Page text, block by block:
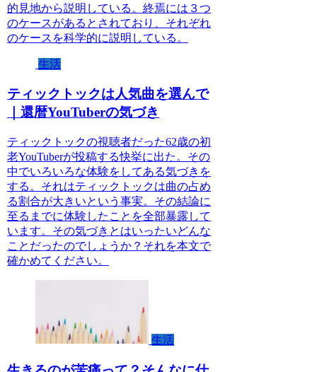
的見地から説明している。終焉には３つ
のケースがあるとされており、それぞれ
のケースを科学的に説明している。
生活
ティックトックは人気曲を選んで
｜還暦YouTuberの気づき
ティックトックの視聴者だった62歳の初
老YouTuberが投稿する快挙に出た。その
中でいろいろな体験をしてある気づきを
する。それはティックトックは曲の占め
る割合が大きいという事実。その結論に
至るまでに体験したことを全部暴露して
います。その気づきとはいったいどんな
ことだったのでしょうか？それを本文で
確かめてください。
生活